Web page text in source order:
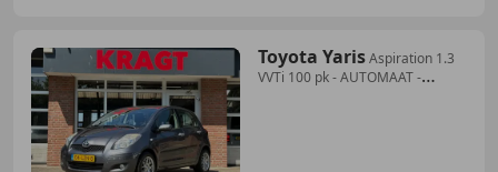
Toyota YarisAspiration 1.3
VVTi 100 pk - AUTOMAAT -